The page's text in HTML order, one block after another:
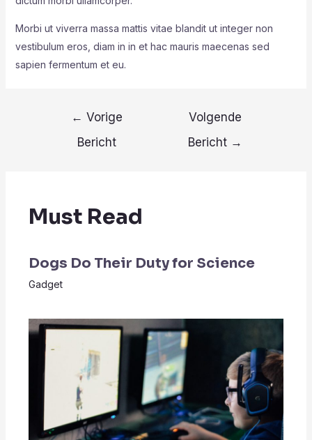
Morbi ut viverra massa mattis vitae blandit ut integer non
vestibulum eros, diam in in et hac mauris maecenas sed
sapien fermentum et eu.
Berichtnavigatie
← Vorige
Bericht
Volgende
Bericht →
Must Read
Dogs Do Their Duty for Science
Gadget